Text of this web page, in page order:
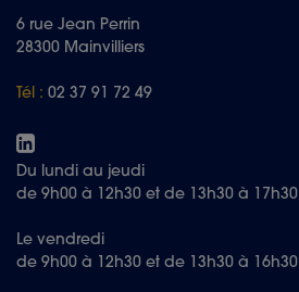
6 rue Jean Perrin
28300 Mainvilliers
Tél : 02 37 91 72 49
Du lundi au jeudi
de 9h00 à 12h30 et de 13h30 à 17h30
Le vendredi
de 9h00 à 12h30 et de 13h30 à 16h30